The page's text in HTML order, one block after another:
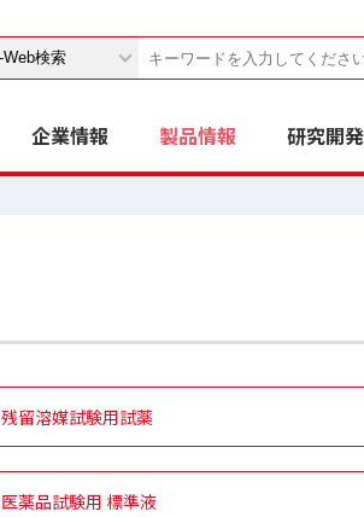
企業情報 製品情報 研究開発
残留溶媒試験用試薬
医薬品試験用 標準液